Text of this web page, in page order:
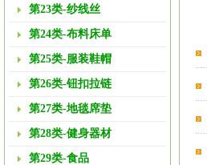
第23类-纱线丝
第24类-布料床单
第25类-服装鞋帽
第26类-钮扣拉链
第27类-地毯席垫
第28类-健身器材
第29类-食品